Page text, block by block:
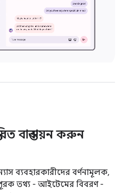
বাস্তবায়ন করুন
ব্যবহারকারীদের বর্ণনামূলক,
তথ্য - আইটেমের বিবরণ -